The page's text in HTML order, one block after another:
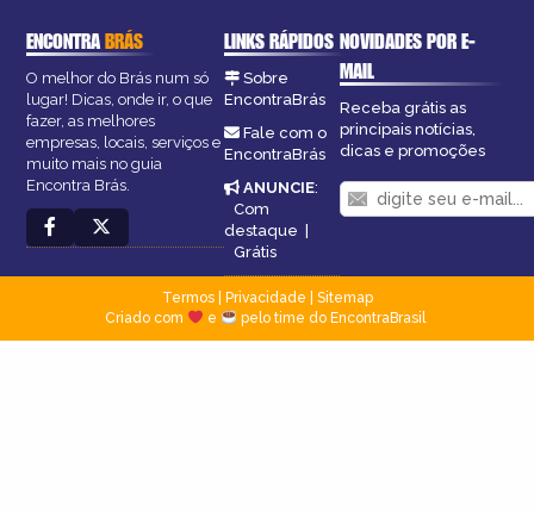
ENCONTRABRÁS
O melhor do Brás num só
lugar! Dicas, onde ir, o que
fazer, as melhores
empresas, locais, serviços e
muito mais no guia
Encontra Brás.
LINKS RÁPIDOS
Sobre
EncontraBrás
Fale com o
EncontraBrás
ANUNCIE:
Com
destaque |
Grátis
NOVIDADES POR E-
MAIL
Receba grátis as
principais notícias,
dicas e promoções
Termos| Privacidade
Sitemap
Criado com
e pelo time do EncontraBrasil